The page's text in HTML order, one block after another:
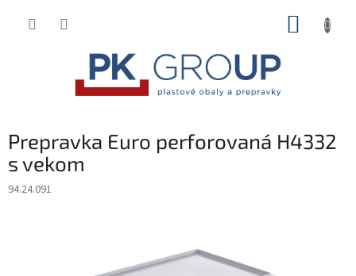
Prepravka Euro perforovaná H4332
s vekom
94.24.091